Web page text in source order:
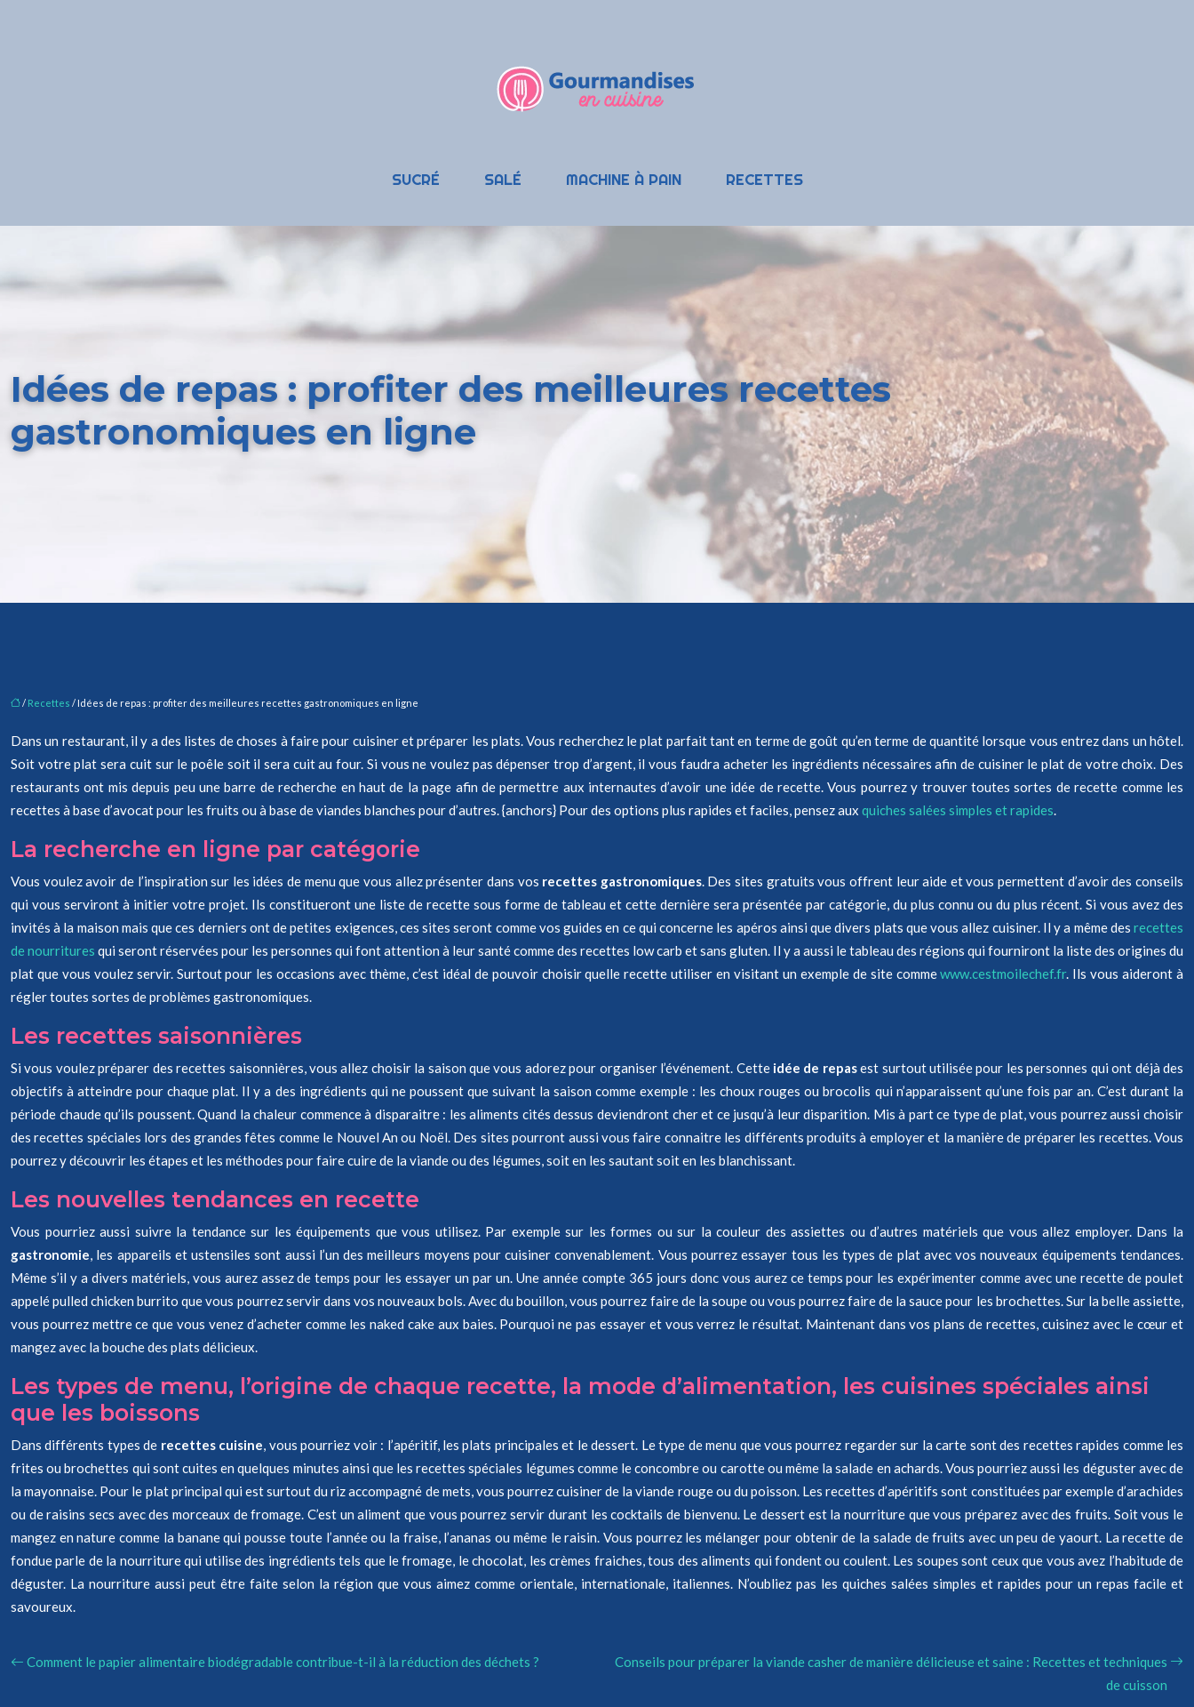
SUCRÉ SALÉ MACHINE À PAIN RECETTES
Idées de repas : profiter des meilleures recettes
gastronomiques en ligne
/ Recettes / Idées de repas : profiter des meilleures recettes gastronomiques en ligne
Dans un restaurant, il y a des listes de choses à faire pour cuisiner et préparer les plats. Vous recherchez le plat parfait tant en terme de goût qu’en terme de quantité lorsque vous entrez dans un hôtel.
Soit votre plat sera cuit sur le poêle soit il sera cuit au four. Si vous ne voulez pas dépenser trop d’argent, il vous faudra acheter les ingrédients nécessaires afin de cuisiner le plat de votre choix. Des
restaurants ont mis depuis peu une barre de recherche en haut de la page afin de permettre aux internautes d’avoir une idée de recette. Vous pourrez y trouver toutes sortes de recette comme les
recettes à base d’avocat pour les fruits ou à base de viandes blanches pour d’autres. {anchors} Pour des options plus rapides et faciles, pensez aux quiches salées simples et rapides.
La recherche en ligne par catégorie
Vous voulez avoir de l’inspiration sur les idées de menu que vous allez présenter dans vos recettes gastronomiques. Des sites gratuits vous offrent leur aide et vous permettent d’avoir des conseils
qui vous serviront à initier votre projet. Ils constitueront une liste de recette sous forme de tableau et cette dernière sera présentée par catégorie, du plus connu ou du plus récent. Si vous avez des
invités à la maison mais que ces derniers ont de petites exigences, ces sites seront comme vos guides en ce qui concerne les apéros ainsi que divers plats que vous allez cuisiner. Il y a même des recettes
de nourritures qui seront réservées pour les personnes qui font attention à leur santé comme des recettes low carb et sans gluten. Il y a aussi le tableau des régions qui fourniront la liste des origines du
plat que vous voulez servir. Surtout pour les occasions avec thème, c’est idéal de pouvoir choisir quelle recette utiliser en visitant un exemple de site commewww.cestmoilechef.fr. Ils vous aideront à
régler toutes sortes de problèmes gastronomiques.
Les recettes saisonnières
Si vous voulez préparer des recettes saisonnières, vous allez choisir la saison que vous adorez pour organiser l’événement. Cette idée de repasest surtout utilisée pour les personnes qui ont déjà des
objectifs à atteindre pour chaque plat. Il y a des ingrédients qui ne poussent que suivant la saison comme exemple : les choux rouges ou brocolis qui n’apparaissent qu’une fois par an. C’est durant la
période chaude qu’ils poussent. Quand la chaleur commence à disparaitre : les aliments cités dessus deviendront cher et ce jusqu’à leur disparition. Mis à part ce type de plat, vous pourrez aussi choisir
des recettes spéciales lors des grandes fêtes comme le Nouvel An ou Noël. Des sites pourront aussi vous faire connaitre les différents produits à employer et la manière de préparer les recettes. Vous
pourrez y découvrir les étapes et les méthodes pour faire cuire de la viande ou des légumes, soit en les sautant soit en les blanchissant.
Les nouvelles tendances en recette
Vous pourriez aussi suivre la tendance sur les équipements que vous utilisez. Par exemple sur les formes ou sur la couleur des assiettes ou d’autres matériels que vous allez employer. Dans la
gastronomie, les appareils et ustensiles sont aussi l’un des meilleurs moyens pour cuisiner convenablement. Vous pourrez essayer tous les types de plat avec vos nouveaux équipements tendances.
Même s’il y a divers matériels, vous aurez assez de temps pour les essayer un par un. Une année compte 365 jours donc vous aurez ce temps pour les expérimenter comme avec une recette de poulet
appelé pulled chicken burrito que vous pourrez servir dans vos nouveaux bols. Avec du bouillon, vous pourrez faire de la soupe ou vous pourrez faire de la sauce pour les brochettes. Sur la belle assiette,
vous pourrez mettre ce que vous venez d’acheter comme les naked cake aux baies. Pourquoi ne pas essayer et vous verrez le résultat. Maintenant dans vos plans de recettes, cuisinez avec le cœur et
mangez avec la bouche des plats délicieux.
Les types de menu, l’origine de chaque recette, la mode d’alimentation, les cuisines spéciales ainsi
que les boissons
Dans différents types de recettes cuisine, vous pourriez voir : l’apéritif, les plats principales et le dessert. Le type de menu que vous pourrez regarder sur la carte sont des recettes rapides comme les
frites ou brochettes qui sont cuites en quelques minutes ainsi que les recettes spéciales légumes comme le concombre ou carotte ou même la salade en achards. Vous pourriez aussi les déguster avec de
la mayonnaise. Pour le plat principal qui est surtout du riz accompagné de mets, vous pourrez cuisiner de la viande rouge ou du poisson. Les recettes d’apéritifs sont constituées par exemple d’arachides
ou de raisins secs avec des morceaux de fromage. C’est un aliment que vous pourrez servir durant les cocktails de bienvenu. Le dessert est la nourriture que vous préparez avec des fruits. Soit vous le
mangez en nature comme la banane qui pousse toute l’année ou la fraise, l’ananas ou même le raisin. Vous pourrez les mélanger pour obtenir de la salade de fruits avec un peu de yaourt. La recette de
fondue parle de la nourriture qui utilise des ingrédients tels que le fromage, le chocolat, les crèmes fraiches, tous des aliments qui fondent ou coulent. Les soupes sont ceux que vous avez l’habitude de
déguster. La nourriture aussi peut être faite selon la région que vous aimez comme orientale, internationale, italiennes. N’oubliez pas les quiches salées simples et rapides pour un repas facile et
savoureux.
Comment le papier alimentaire biodégradable contribue-t-il à la réduction des déchets ?
Conseils pour préparer la viande casher de manière délicieuse et saine : Recettes et techniques
de cuisson